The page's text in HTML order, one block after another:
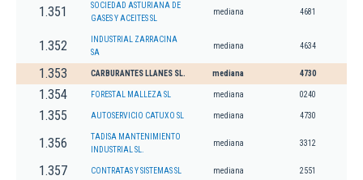
1.351
SOCIEDAD ASTURIANA DE
GASES Y ACEITES SL
mediana 4681
1.352
INDUSTRIAL ZARRACINA
SA
mediana 4634
1.353 CARBURANTES LLANES SL. mediana 4730
1.354 FORESTAL MALLEZA SL mediana 0240
1.355 AUTOSERVICIO CATUXO SL mediana 4730
1.356
TADISA MANTENIMIENTO
INDUSTRIAL SL.
mediana 3312
1.357 CONTRATAS Y SISTEMAS SL mediana 2551